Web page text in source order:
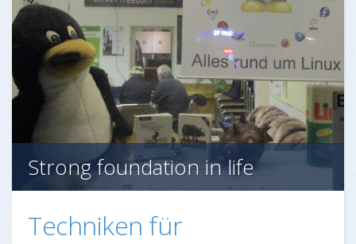
Strong foundation in life
Techniken für